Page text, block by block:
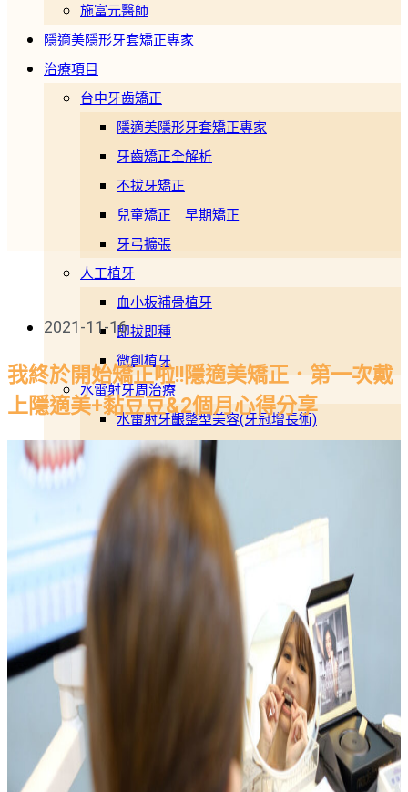
施富元醫師
隱適美隱形牙套矯正專家
治療項目
台中牙齒矯正
隱適美隱形牙套矯正專家
牙齒矯正全解析
不拔牙矯正
兒童矯正｜早期矯正
牙弓擴張
人工植牙
血小板補骨植牙
即拔即種
微創植牙
水雷射牙周治療
水雷射牙齦整型美容(牙冠增長術)
水雷射牙周病治療
止鼾治療
全瓷冠
美白陶瓷貼片
牙齒美白
互動專區
2021-11-16
我終於開始矯正啦!!隱適美矯正．第一次戴
上隱適美+黏豆豆&2個月心得分享